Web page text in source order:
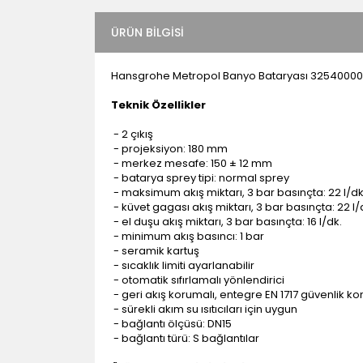
ÜRÜN BILGISI
Hansgrohe Metropol Banyo Bataryası 32540000
Teknik Özellikler
- 2 çıkış
- projeksiyon: 180 mm
- merkez mesafe: 150 ± 12 mm
- batarya sprey tipi: normal sprey
- maksimum akış miktarı, 3 bar basınçta: 22 l/dk
- küvet gagası akış miktarı, 3 bar basınçta: 22 l/
- el duşu akış miktarı, 3 bar basınçta: 16 l/dk.
- minimum akış basıncı: 1 bar
- seramik kartuş
- sıcaklık limiti ayarlanabilir
- otomatik sıfırlamalı yönlendirici
- geri akış korumalı, entegre EN 1717 güvenlik
- sürekli akım su ısıtıcıları için uygun
- bağlantı ölçüsü: DN15
- bağlantı türü: S bağlantılar